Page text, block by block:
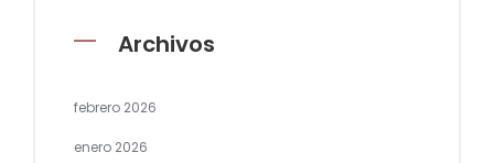
Archivos
febrero 2026
enero 2026